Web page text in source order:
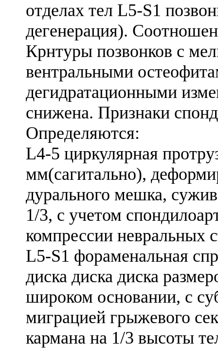
отделах тел L5-S1
дегенерация).
Крнтуры позвонков с
вентральными
дегидратационными
снижена. Признаки
Определяются:
L4-5 циркулярная
мм(сагитально),
дурального мешка,
1/3, с учетом
компрессии невральных
L5-S1 фораменальная
диска диска диска
широком основании, с
миграцией грыжевого
кармана на 1/3 высоты